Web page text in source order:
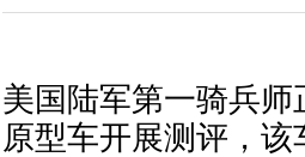
美国陆军第一骑兵
原型车开展测评，